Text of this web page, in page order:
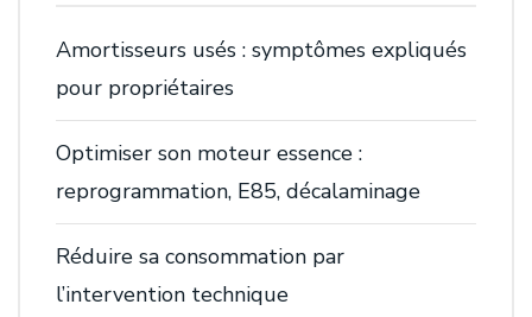
Amortisseurs usés : symptômes expliqués
pour propriétaires
Optimiser son moteur essence :
reprogrammation, E85, décalaminage
Réduire sa consommation par
l’intervention technique